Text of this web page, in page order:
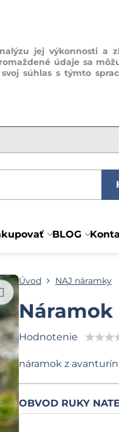
BLOG
Úvod NAJ náramky
Náramok
Hodnotenie
náramok z
OBVOD RUKY
jej výkonnosti a
údaje sa
súhlas s týmto